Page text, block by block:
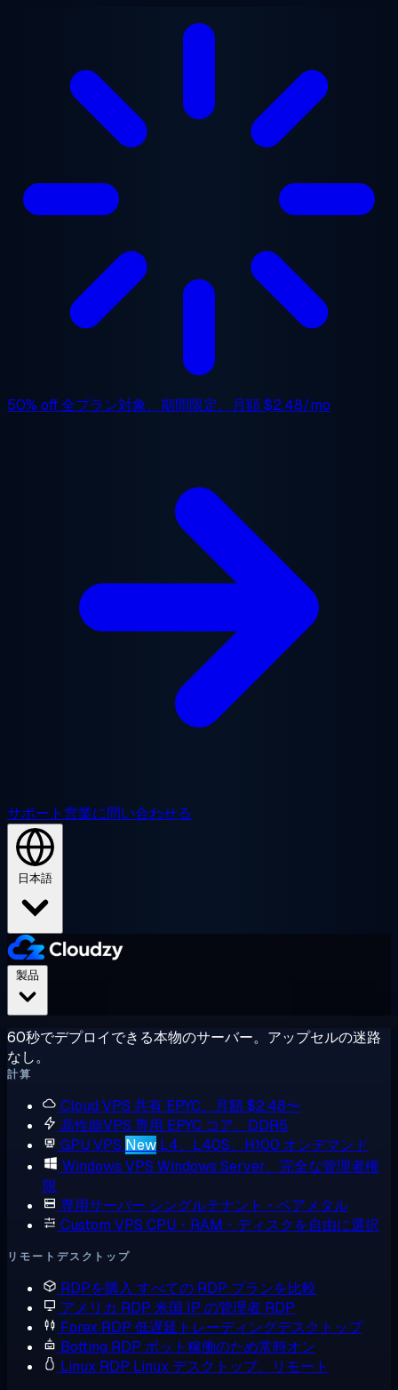
50% off全プラン対象、期間限定。月額$2.48/mo
サポート営業に問い合わせる
日本語
60秒でデプロイできる本物のサーバー。アップセルの迷路
なし。
計算
Cloud VPS 共有 EPYC、月額 $2.48〜
高性能VPS 専用 EPYC コア、DDR5
GPU VPS New L4、L40S、H100 オンデマンド
Windows VPS Windows Server、完全な管理者権
限
専用サーバー シングルテナント・ベアメタル
Custom VPS CPU・RAM・ディスクを自由に選択
リモートデスクトップ
RDPを購入 すべての RDP プランを比較
アメリカ RDP 米国 IP の管理者 RDP
Forex RDP 低遅延トレーディングデスクトップ
Botting RDP ボット稼働のため常時オン
Linux RDP Linux デスクトップ、リモート